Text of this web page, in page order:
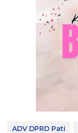
ADV DPRD Pati